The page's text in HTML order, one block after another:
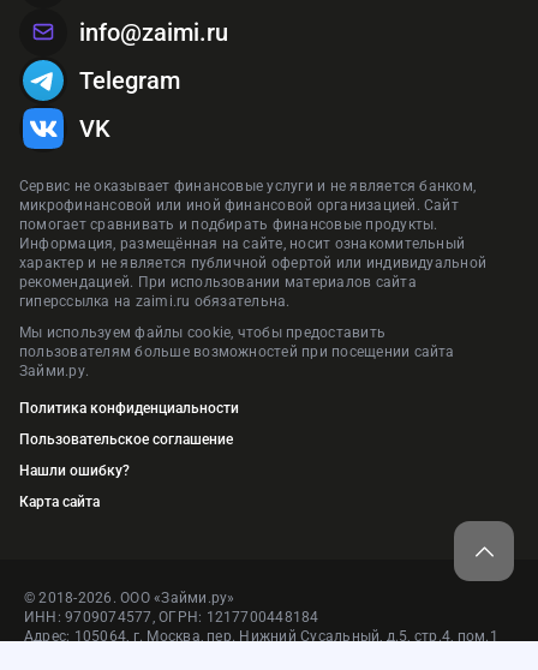
Сервис не оказывает финансовые услуги и не является банком,
микрофинансовой или иной финансовой организацией. Сайт
помогает сравнивать и подбирать финансовые продукты.
Информация, размещённая на сайте, носит ознакомительный
характер и не является публичной офертой или индивидуальной
рекомендацией. При использовании материалов сайта
гиперссылка на zaimi.ru обязательна.
Мы используем файлы cookie, чтобы предоставить
пользователям больше возможностей при посещении сайта
Займи.ру.
Политика конфиденциальности
Пользовательское соглашение
Нашли ошибку?
Карта сайта
info@zaimi.ru
Telegram
VK
© 2018-2026. ООО «Займи.ру»
ИНН: 9709074577, ОГРН: 1217700448184
Адрес: 105064, г. Москва, пер. Нижний Сусальный, д.5, стр.4, пом.1